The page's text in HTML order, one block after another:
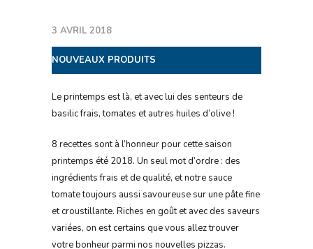
3 AVRIL 2018
NOUVEAUX PRODUITS
Le printemps est là, et avec lui des senteurs de
basilic frais, tomates et autres huiles d’olive !
8 recettes sont à l’honneur pour cette saison
printemps été 2018. Un seul mot d’ordre : des
ingrédients frais et de qualité, et notre sauce
tomate toujours aussi savoureuse sur une pâte fine
et croustillante. Riches en goût et avec des saveurs
variées, on est certains que vous allez trouver
votre bonheur parmi nos nouvelles pizzas.